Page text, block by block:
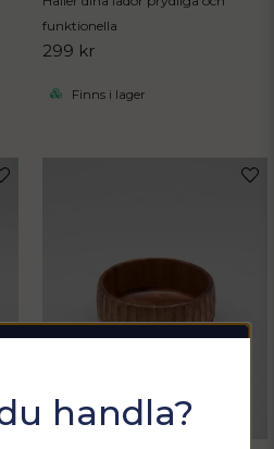
funktionella
299 kr
Finns i lager
med
rabatt
handla?